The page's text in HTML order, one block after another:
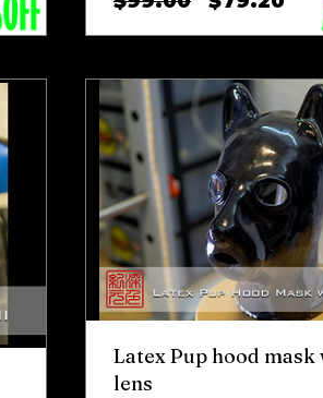
Latex Pup hood
lens